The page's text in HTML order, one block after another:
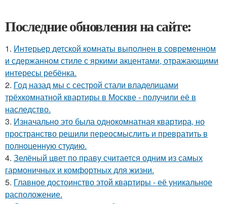
Последние обновления на сайте:
1. Интерьер детской комнаты выполнен в современном
и сдержанном стиле с яркими акцентами, отражающими
интересы ребёнка.
2. Год назад мы с сестрой стали владелицами
трёхкомнатной квартиры в Москве - получили её в
наследство.
3. Изначально это была однокомнатная квартира, но
пространство решили переосмыслить и превратить в
полноценную студию.
4. Зелёный цвет по праву считается одним из самых
гармоничных и комфортных для жизни.
5. Главное достоинство этой квартиры - её уникальное
расположение.